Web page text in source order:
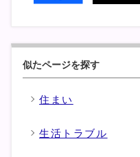
似たページを探す
住まい
生活トラブル